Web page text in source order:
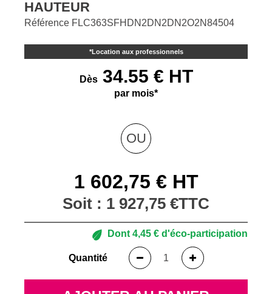
HAUTEUR
Référence FLC363SFHDN2DN2DN2O2N84504
*Location aux professionnels
Dès34.55 € HT
par mois*
OU
1 602,75 € HT
Soit : 1 927,75 €TTC
Dont 4,45 € d'éco-participation
Quantité